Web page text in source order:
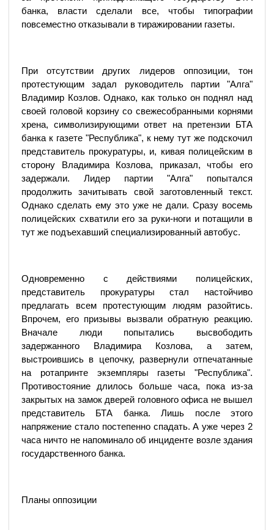
банка, власти сделали все, чтобы типографии
повсеместно отказывали в тиражировании газеты.
При отсутствии других лидеров оппозиции, тон
протестующим задал руководитель партии "Алга"
Владимир Козлов. Однако, как только он поднял над
своей головой корзину со свежесобранными корнями
хрена, символизирующими ответ на претензии БТА
банка к газете "Республика", к нему тут же подскочил
представитель прокуратуры, и, кивая полицейским в
сторону Владимира Козлова, приказал, чтобы его
задержали. Лидер партии "Алга" попытался
продолжить зачитывать свой заготовленный текст.
Однако сделать ему это уже не дали. Сразу восемь
полицейских схватили его за руки-ноги и потащили в
тут же подъехавший специализированный автобус.
Одновременно с действиями полицейских,
представитель прокуратуры стал настойчиво
предлагать всем протестующим людям разойтись.
Впрочем, его призывы вызвали обратную реакцию.
Вначале люди попытались высвободить
задержанного Владимира Козлова, а затем,
выстроившись в цепочку, развернули отпечатанные
на ротапринте экземпляры газеты "Республика".
Противостояние длилось больше часа, пока из-за
закрытых на замок дверей головного офиса не вышел
представитель БТА банка. Лишь после этого
напряжение стало постепенно спадать. А уже через 2
часа ничто не напоминало об инциденте возле здания
государственного банка.
Планы оппозиции